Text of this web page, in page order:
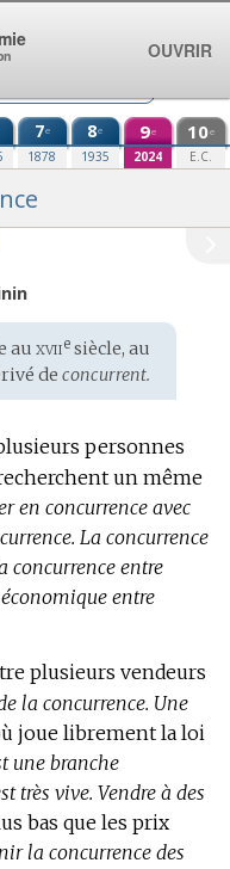
7e
1878
8e
1935
9e
2024
10e
E.C.
au xviiesiècle, au
de concurrent.
personnes
un même
en concurrence avec
La concurrence
concurrence entre
entre
plusieurs vendeurs
la concurrence. Une
joue librement la loi
une branche
très vive. Vendre à des
bas que les prix
la concurrence des
OUVRIR